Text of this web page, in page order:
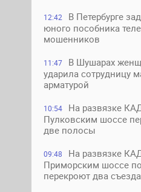
12:42
В Петербурге
юного пособника
мошенников
11:47
В Шушарах
ударила сотрудницу
арматурой
10:54
На развязке
Пулковским шоссе
две полосы
09:48
На развязке
Приморским шоссе
перекроют два съезда